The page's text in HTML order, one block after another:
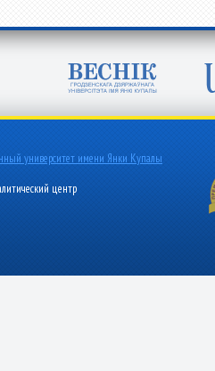
университет имени Янки Купалы
центр